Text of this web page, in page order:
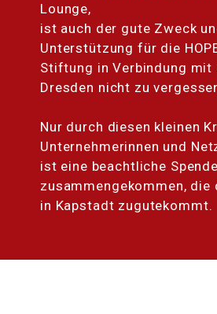
Lounge,
ist auch der gute Zweck
Unterstützung für die
Stiftung in Verbindung mit
Dresden nicht zu
Nur durch diesen kleinen
Unternehmerinnen und
ist eine beachtliche
zusammengekommen, die
in Kapstadt zugutekommt.